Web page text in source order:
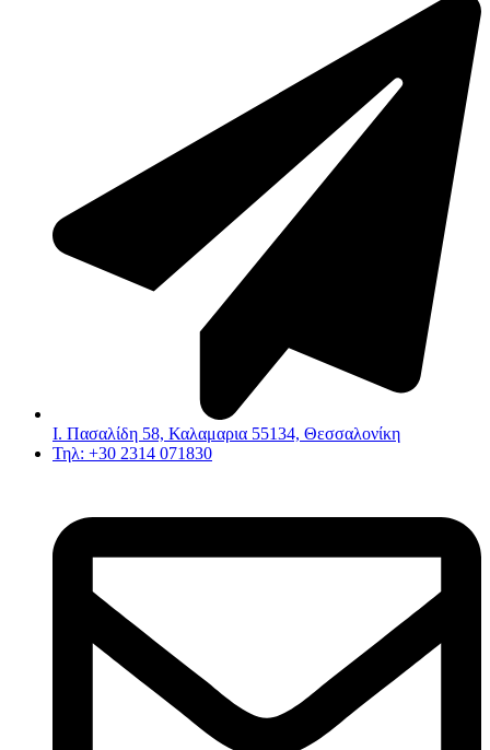
Ι. Πασαλίδη 58, Καλαμαρια 55134, Θεσσαλονίκη
Τηλ: +30 2314 071830